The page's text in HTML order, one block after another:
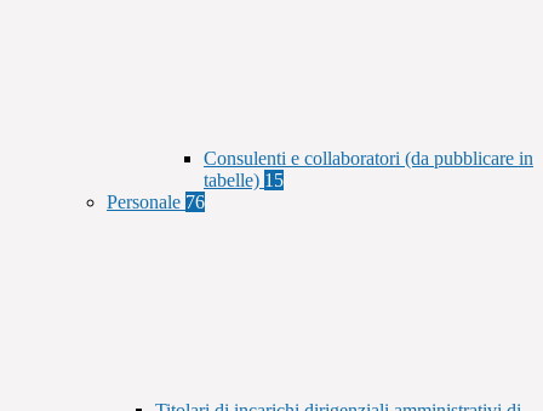
Consulenti e collaboratori (da pubblicare in
tabelle) 15
Personale 76